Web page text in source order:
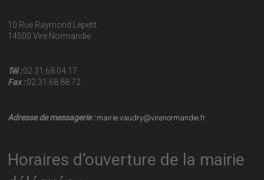
10 Rue Raymond Lepetit
14500 Vire Normandie
Tél :02.31.68.04.17
Fax :02.31.68.88.72
Adresse de messagerie :mairie.vaudry@virenormandie.fr
Horaires d’ouverture de la mairie